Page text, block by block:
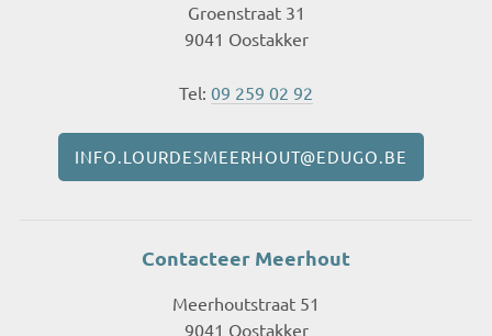
Groenstraat 31
9041 Oostakker
Tel: 09 259 02 92
INFO.LOURDESMEERHOUT@EDUGO.BE
Contacteer Meerhout
Meerhoutstraat 51
9041 Oostakker